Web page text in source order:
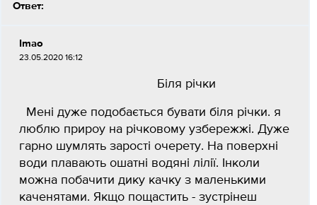
Ответ:
Imao
23.05.2020 16:12
Біля річки
Мені дуже подобається бувати біля річки. я
люблю прироу на річковому узбережжі. Дуже
гарно шумлять зарості очерету. На поверхні
води плавають ошатні водяні лілії. Інколи
можна побачити дику качку з маленькими
каченятами. Якщо пощастить - зустрінеш